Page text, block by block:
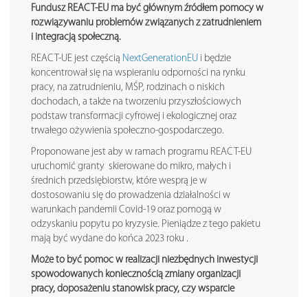
Fundusz REACT-EU ma być głównym źródłem pomocy w
rozwiązywaniu problemów związanych z zatrudnieniem
i integracją społeczną.
REACT-UE jest częścią NextGenerationEU i będzie
koncentrował się na wspieraniu odporności na rynku
pracy, na zatrudnieniu, MŚP, rodzinach o niskich
dochodach, a także na tworzeniu przyszłościowych
podstaw transformacji cyfrowej i ekologicznej oraz
trwałego ożywienia społeczno-gospodarczego.
Proponowane jest aby w ramach programu REACT-EU
uruchomić granty skierowane do mikro, małych i
średnich przedsiębiorstw, które wesprą je w
dostosowaniu się do prowadzenia działalności w
warunkach pandemii Covid-19 oraz pomogą w
odzyskaniu popytu po kryzysie. Pieniądze z tego pakietu
mają być wydane do końca 2023 roku .
Może to być pomoc w realizacji niezbędnych inwestycji
spowodowanych koniecznością zmiany organizacji
pracy, doposażeniu stanowisk pracy, czy wsparcie